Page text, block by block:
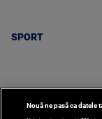
SPORT
Nouă ne pasă ca datele